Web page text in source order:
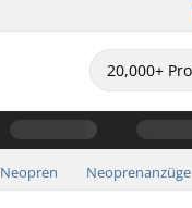
Neopren Neoprenanzüge